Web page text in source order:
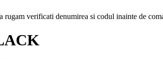
rugam verificati denumirea si codul inainte de